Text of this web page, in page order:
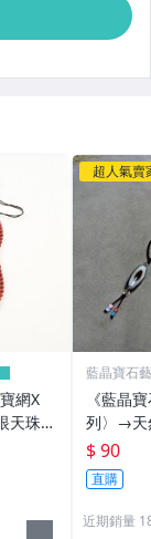
網X
天珠
超人氣賣
藍晶寶石
《藍晶
列〉→天
→X1469
$ 90
直購
近期銷量